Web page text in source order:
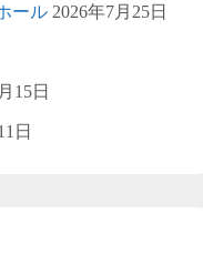
ール 2026年7月25日
15日
日